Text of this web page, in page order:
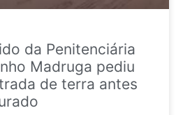
da Penitenciária
Madruga pediu
de terra antes